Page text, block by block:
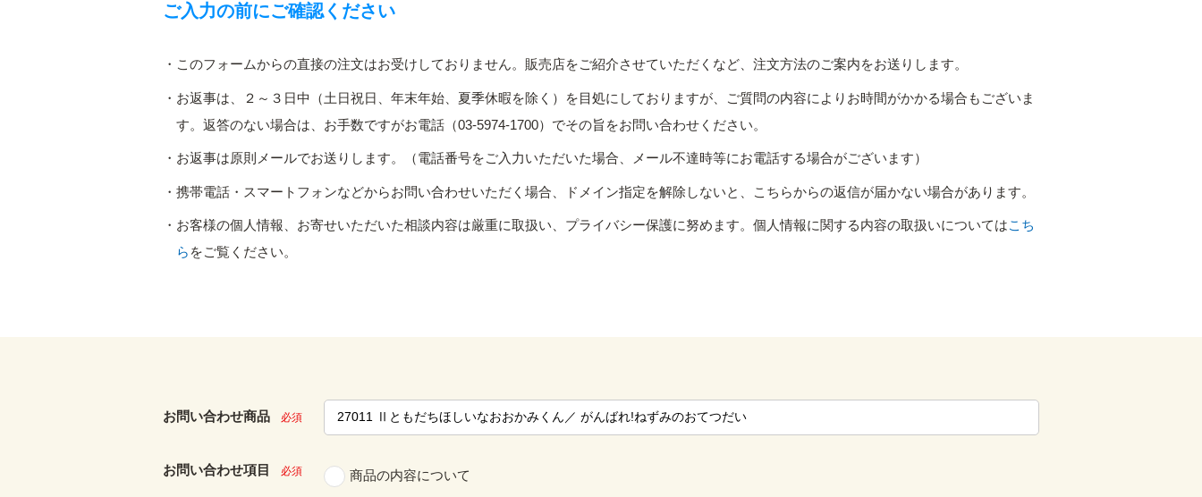
ご入力の前にご確認ください
このフォームからの直接の注文はお受けしておりません。販売店をご紹介させていただくなど、注文方法のご案内をお送りします。
お返事は、２～３日中（土日祝日、年末年始、夏季休暇を除く）を目処にしておりますが、ご質問の内容によりお時間がかかる場合もございま
す。返答のない場合は、お手数ですがお電話（03-5974-1700）でその旨をお問い合わせください。
お返事は原則メールでお送りします。（電話番号をご入力いただいた場合、メール不達時等にお電話する場合がございます）
携帯電話・スマートフォンなどからお問い合わせいただく場合、ドメイン指定を解除しないと、こちらからの返信が届かない場合があります。
お客様の個人情報、お寄せいただいた相談内容は厳重に取扱い、プライバシー保護に努めます。個人情報に関する内容の取扱いについてはこち
ら をご覧ください。
お問い合わせ商品 必須
お問い合わせ項目 必須 商品の内容について